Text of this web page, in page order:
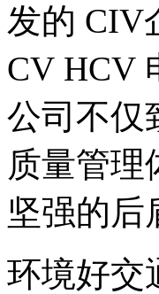
发的 CIV
CV HCV
公司不仅
质量管理
环境好交